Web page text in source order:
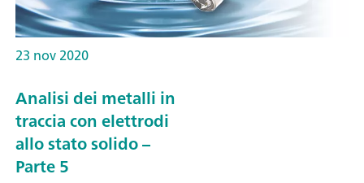
23 nov 2020
Analisi dei metalli in
traccia con elettrodi
allo stato solido –
Parte 5